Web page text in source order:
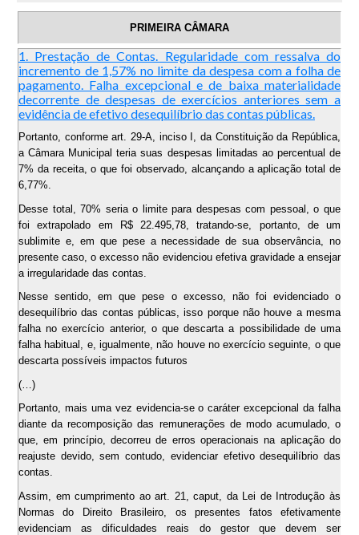
PRIMEIRA CÂMARA
1. Prestação de Contas. Regularidade com ressalva do
incremento de 1,57% no limite da despesa com a folha de
pagamento. Falha excepcional e de baixa materialidade
decorrente de despesas de exercícios anteriores sem a
evidência de efetivo desequilíbrio das contas públicas.
Portanto, conforme art. 29-A, inciso I, da Constituição da República,
a Câmara Municipal teria suas despesas limitadas ao percentual de
7% da receita, o que foi observado, alcançando a aplicação total de
6,77%.
Desse total, 70% seria o limite para despesas com pessoal, o que
foi extrapolado em R$ 22.495,78, tratando-se, portanto, de um
sublimite e, em que pese a necessidade de sua observância, no
presente caso, o excesso não evidenciou efetiva gravidade a ensejar
a irregularidade das contas.
Nesse sentido, em que pese o excesso, não foi evidenciado o
desequilíbrio das contas públicas, isso porque não houve a mesma
falha no exercício anterior, o que descarta a possibilidade de uma
falha habitual, e, igualmente, não houve no exercício seguinte, o que
descarta possíveis impactos futuros
(…)
Portanto, mais uma vez evidencia-se o caráter excepcional da falha
diante da recomposição das remunerações de modo acumulado, o
que, em princípio, decorreu de erros operacionais na aplicação do
reajuste devido, sem contudo, evidenciar efetivo desequilíbrio das
contas.
Assim, em cumprimento ao art. 21, caput, da Lei de Introdução às
Normas do Direito Brasileiro, os presentes fatos efetivamente
evidenciam as dificuldades reais do gestor que devem ser